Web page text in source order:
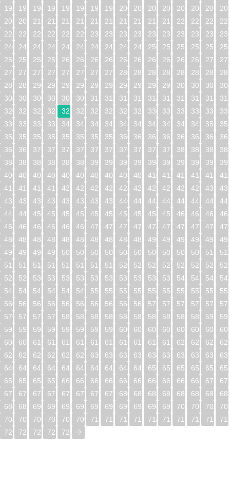
192
193 194 195 196 197 198 199 200 201 202 203 204 205 206
208
209 210 211 212 213 214 215 216 217 218 219 220 221 222
224
225 226 227 228 229 230 231 232 233 234 235 236 237 238
240
241 242 243 244 245 246 247 248 249 250 251 252 253 254
256
257 258 259 260 261 262 263 264 265 266 267 268 269 270
272
273 274 275 276 277 278 279 280 281 282 283 284 285 286
288
289 290 291 292 293 294 295 296 297 298 299 300 301 302
304
305 306 307 308 309 310 311 312 313 314 315 316 317 318
320
321 322 323 324 325 326 327 328 329 330 331 332 333 334
336
337 338 339 340 341 342 343 344 345 346 347 348 349 350
352
353 354 355 356 357 358 359 360 361 362 363 364 365 366
368
369 370 371 372 373 374 375 376 377 378 379 380 381 382
384
385 386 387 388 389 390 391 392 393 394 395 396 397 398
400
401 402 403 404 405 406 407 408 409 410 411 412 413 414
416
417 418 419 420 421 422 423 424 425 426 427 428 429 430
432
433 434 435 436 437 438 439 440 441 442 443 444 445 446
448
449 450 451 452 453 454 455 456 457 458 459 460 461 462
464
465 466 467 468 469 470 471 472 473 474 475 476 477 478
480
481 482 483 484 485 486 487 488 489 490 491 492 493 494
496
497 498 499 500 501 502 503 504 505 506 507 508 509 510
512
513 514 515 516 517 518 519 520 521 522 523 524 525 526
528
529 530 531 532 533 534 535 536 537 538 539 540 541 542
544
545 546 547 548 549 550 551 552 553 554 555 556 557 558
560
561 562 563 564 565 566 567 568 569 570 571 572 573 574
576
577 578 579 580 581 582 583 584 585 586 587 588 589 590
592
593 594 595 596 597 598 599 600 601 602 603 604 605 606
608
609 610 611 612 613 614 615 616 617 618 619 620 621 622
624
625 626 627 628 629 630 631 632 633 634 635 636 637 638
640
641 642 643 644 645 646 647 648 649 650 651 652 653 654
656
657 658 659 660 661 662 663 664 665 666 667 668 669 670
672
673 674 675 676 677 678 679 680 681 682 683 684 685 686
688
689 690 691 692 693 694 695 696 697 698 699 700 701 702
704
705 706 707 708 709 710 711 712 713 714 715 716 717 718
720
721 722 723 724